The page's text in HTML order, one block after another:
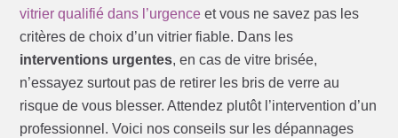
vitrier qualifié dans l’urgence et vous ne savez pas les
critères de choix d’un vitrier fiable. Dans les
interventions urgentes, en cas de vitre brisée,
n’essayez surtout pas de retirer les bris de verre au
risque de vous blesser. Attendez plutôt l’intervention d’un
professionnel. Voici nos conseils sur les dépannages